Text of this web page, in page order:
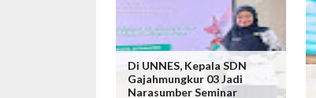
Di UNNES, Kepala SDN
Gajahmungkur 03 Jadi
Narasumber Seminar